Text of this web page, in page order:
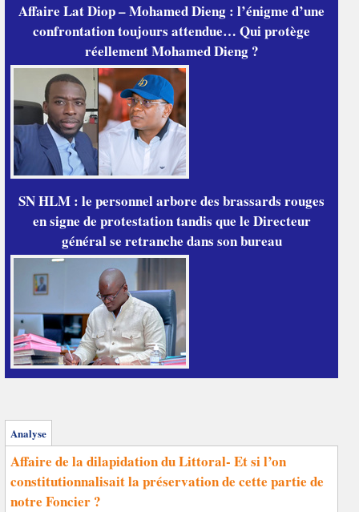
Affaire Lat Diop – Mohamed Dieng : l’énigme d’une
confrontation toujours attendue… Qui protège
réellement Mohamed Dieng ?
SN HLM : le personnel arbore des brassards rouges
en signe de protestation tandis que le Directeur
général se retranche dans son bureau
Analyse
Affaire de la dilapidation du Littoral- Et si l’on
constitutionnalisait la préservation de cette partie de
notre Foncier ?